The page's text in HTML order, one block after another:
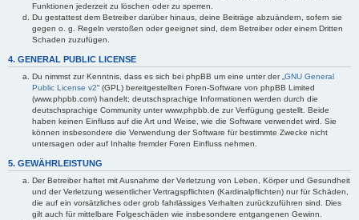
Funktionen jederzeit zu löschen oder zu sperren.
Du gestattest dem Betreiber darüber hinaus, deine Beiträge abzuändern, sofern sie
gegen o. g. Regeln verstoßen oder geeignet sind, dem Betreiber oder einem Dritten
Schaden zuzufügen.
4. GENERAL PUBLIC LICENSE
Du nimmst zur Kenntnis, dass es sich bei phpBB um eine unter der „ GNU General
Public License v2“ (GPL) bereitgestellten Foren-Software von phpBB Limited
(www.phpbb.com) handelt; deutschsprachige Informationen werden durch die
deutschsprachige Community unter www.phpbb.de zur Verfügung gestellt. Beide
haben keinen Einfluss auf die Art und Weise, wie die Software verwendet wird. Sie
können insbesondere die Verwendung der Software für bestimmte Zwecke nicht
untersagen oder auf Inhalte fremder Foren Einfluss nehmen.
5. GEWÄHRLEISTUNG
Der Betreiber haftet mit Ausnahme der Verletzung von Leben, Körper und Gesundheit
und der Verletzung wesentlicher Vertragspflichten (Kardinalpflichten) nur für Schäden,
die auf ein vorsätzliches oder grob fahrlässiges Verhalten zurückzuführen sind. Dies
gilt auch für mittelbare Folgeschäden wie insbesondere entgangenen Gewinn.